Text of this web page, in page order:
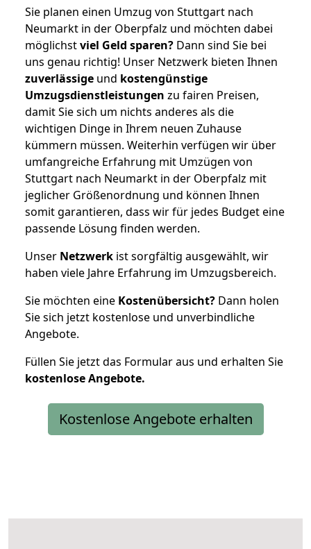
Sie planen einen Umzug von Stuttgart nach
Neumarkt in der Oberpfalz und möchten dabei
möglichstviel Geld sparen? Dann sind Sie bei
uns genau richtig! Unser Netzwerk bieten Ihnen
zuverlässige und kostengünstige
Umzugsdienstleistungen zu fairen Preisen,
damit Sie sich um nichts anderes als die
wichtigen Dinge in Ihrem neuen Zuhause
kümmern müssen. Weiterhin verfügen wir über
umfangreiche Erfahrung mit Umzügen von
Stuttgart nach Neumarkt in der Oberpfalz mit
jeglicher Größenordnung und können Ihnen
somit garantieren, dass wir für jedes Budget eine
passende Lösung finden werden.
Unser Netzwerk ist sorgfältig ausgewählt, wir
haben viele Jahre Erfahrung im Umzugsbereich.
Sie möchten eine Kostenübersicht? Dann holen
Sie sich jetzt kostenlose und unverbindliche
Angebote.
Füllen Sie jetzt das Formular aus und erhalten Sie
kostenloseAngebote.
Kostenlose Angebote erhalten